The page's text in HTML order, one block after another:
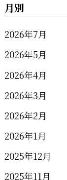
月別
2026年7月
2026年5月
2026年4月
2026年3月
2026年2月
2026年1月
2025年12月
2025年11月